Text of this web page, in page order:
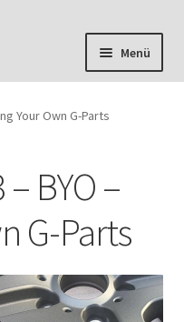
Menü
Your Own G-Parts
BYO –
G-Parts